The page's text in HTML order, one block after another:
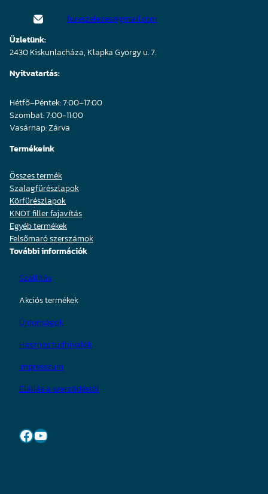
fureszelezes@gmail.com
Üzletünk:
2430 Kiskunlacháza, Klapka György u. 7.
Nyitvatartás:
Hétfő–Péntek: 7:00–17:00
Szombat: 7:00-11:00
Vasárnap: Zárva
Termékeink
Összes termék
Szalagfűrészlapok
Körfűrészlapok
KNOT filler fajavítás
Egyéb termékek
Felsőmaró szerszámok
További információk
Szállítás
Akciós termékek
Újdonságok
Hasznos tudnivalók
Impresszum
Elállás a szerződéstől
Facebook YouTube